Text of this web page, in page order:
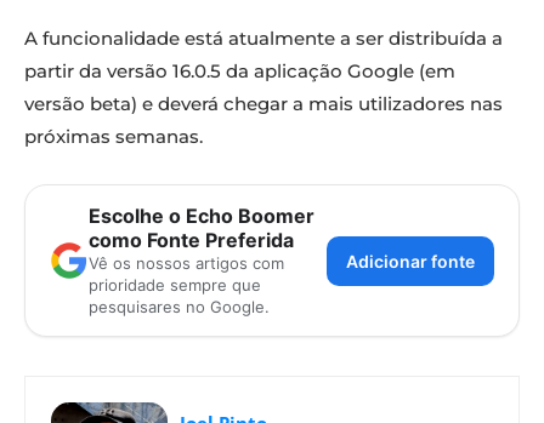
A funcionalidade está atualmente a ser distribuída a
partir da versão 16.0.5 da aplicação Google (em
versão beta) e deverá chegar a mais utilizadores nas
próximas semanas.
Escolhe o Echo Boomer
como Fonte Preferida
Vê os nossos artigos com
prioridade sempre que
pesquisares no Google.
Adicionar fonte